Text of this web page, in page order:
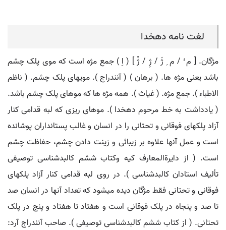
لغت نامه دهخدا
مژگان. [ م ُ / م ِ ژَ / ژِ / ژْ ] ( اِ ) جمع مژه است که موی پلک چشم
باشد یعنی مژه ها. ( برهان ) ( آنندراج ). مویهای پلک چشم. ( ناظم
الاطباء ). جمع مژه. ( غیاث ). همه مژه ها که موهای پلک چشم باشد.
( یادداشت به خط مرحوم دهخدا ). موهای ریزی که لبه قدامی کنار
آزاد پلکهای فوقانی و تحتانی را در انسان و غالب پستانداران پوشانده
است و عمل آنها علاوه بر زیبائی و زینت دادن چشم، حفاظت چشم
است. ( از دایرةالمعارف کیه وکتاب ششم کالبدشناسی توصیفی
تألیف استادان کالبدشناسی ). در روی لبه قدامی کنار آزاد پلکهای
فوقانی و تحتانی فقط مژگان دیده میشود که تعداد آنها در انسان صد
تا صد و پنجاه در پلک فوقانی است و هفتاد تا هفتاد و پنج در پلک
تحتانی. ( از کتاب ششم کالبدشناسی توصیفی ). صاحب آنندراج آرد: